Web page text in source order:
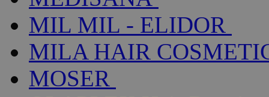
MIL MIL - ELIDOR
MILA HAIR
MOSER